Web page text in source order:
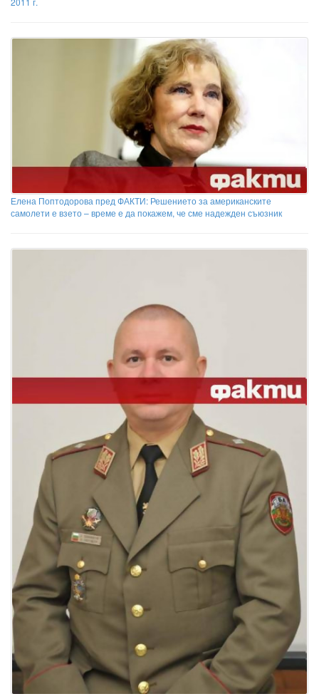
Елена Поптодорова пред ФАКТИ: Решението за американските
самолети е взето – време е да покажем, че сме надежден съюзник